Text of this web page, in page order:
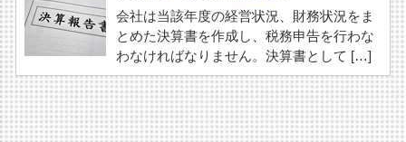
会社は当該年度の経営状況、財務状況をま
とめた決算書を作成し、税務申告を行わな
わなければなりません。決算書として […]